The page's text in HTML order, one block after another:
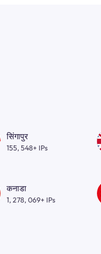
सिंगापुर
155, 548+ IPs
कनाडा
1, 278, 069+ IPs